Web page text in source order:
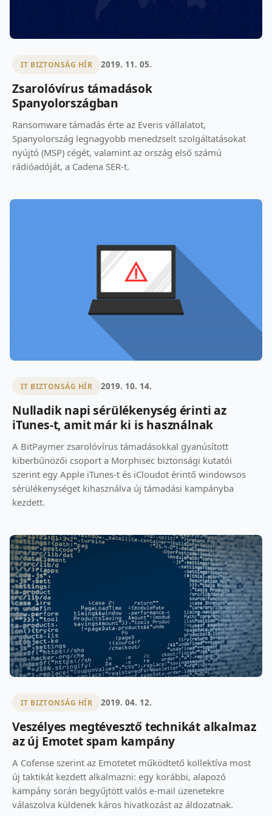
IT BIZTONSÁG HÍR 2019. 11. 05.
Zsarolóvírus támadások
Spanyolországban
Ransomware támadás érte az Everis vállalatot,
Spanyolország legnagyobb menedzselt szolgáltatásokat
nyújtó (MSP) cégét, valamint az ország első számú
rádióadóját, a Cadena SER-t.
IT BIZTONSÁG HÍR 2019. 10. 14.
Nulladik napi sérülékenység érinti az
iTunes-t, amit már ki is használnak
A BitPaymer zsarolóvírus támadásokkal gyanúsított
kiberbűnözői csoport a Morphisec biztonsági kutatói
szerint egy Apple iTunes-t és iCloudot érintő windowsos
sérülékenységet kihasználva új támadási kampányba
kezdett.
IT BIZTONSÁG HÍR 2019. 04. 12.
Veszélyes megtévesztő technikát alkalmaz
az új Emotet spam kampány
A Cofense szerint az Emotetet működtető kollektíva most
új taktikát kezdett alkalmazni: egy korábbi, alapozó
kampány során begyűjtött valós e-mail üzenetekre
válaszolva küldenek káros hivatkozást az áldozatnak.